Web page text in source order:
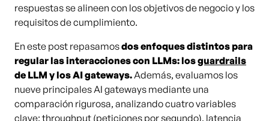
respuestas se alineen con los objetivos de negocio y los
requisitos de cumplimiento.
En este post repasamosdos enfoques distintos para
regular las interacciones con LLMs: losguardrails
de LLM y los AI gateways.Además, evaluamos los
nueve principales AI gateways mediante una
comparación rigurosa, analizando cuatro variables
clave: throughput (peticiones por segundo), latencia